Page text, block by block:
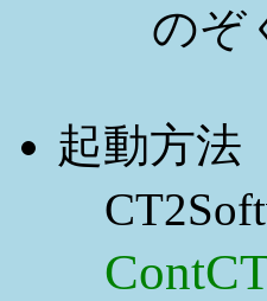
のぞ
起動方法